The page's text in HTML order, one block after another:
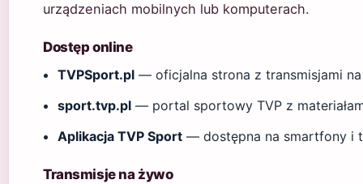
urządzeniach mobilnych lub komputerach.
Dostęp online
TVPSport.pl — oficjalna strona z transmisjami
sport.tvp.pl — portal sportowy TVP z
Aplikacja TVP Sport — dostępna na smartfony i
Transmisje na żywo